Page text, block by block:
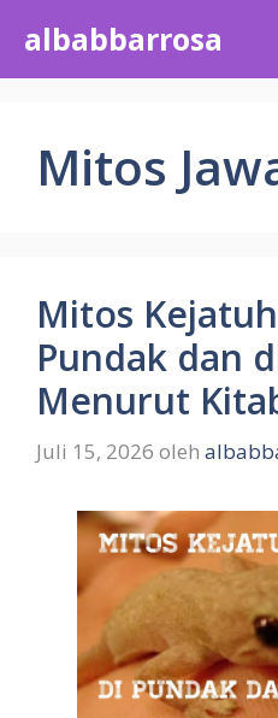
isi
albabbarrosa
Mitos
Mitos
Pundak dan
Menurut
Juli 15, 2026 oleh